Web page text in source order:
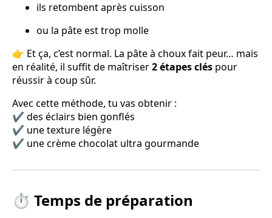
ils retombent après cuisson
ou la pâte est trop molle
👉 Et ça, c’est normal. La pâte à choux fait peur… mais
en réalité, il suffit de maîtriser2 étapes clés pour
réussir à coup sûr.
Avec cette méthode, tu vas obtenir :
✔ des éclairs bien gonflés
✔ une texture légère
✔ une crème chocolat ultra gourmande
⏱️ Temps de préparation